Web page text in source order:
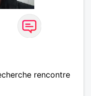
rencontre